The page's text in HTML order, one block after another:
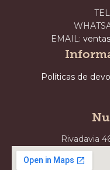
EMAIL:
Políticas de
Rivadavia